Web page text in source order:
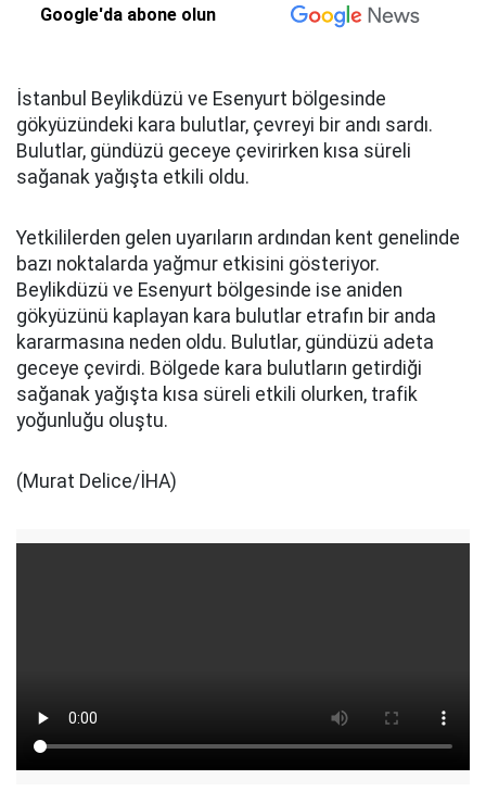
Google'da abone olun
İstanbul Beylikdüzü ve Esenyurt bölgesinde
gökyüzündeki kara bulutlar, çevreyi bir andı sardı.
Bulutlar, gündüzü geceye çevirirken kısa süreli
sağanak yağışta etkili oldu.
Yetkililerden gelen uyarıların ardından kent genelinde
bazı noktalarda yağmur etkisini gösteriyor.
Beylikdüzü ve Esenyurt bölgesinde ise aniden
gökyüzünü kaplayan kara bulutlar etrafın bir anda
kararmasına neden oldu. Bulutlar, gündüzü adeta
geceye çevirdi. Bölgede kara bulutların getirdiği
sağanak yağışta kısa süreli etkili olurken, trafik
yoğunluğu oluştu.
(Murat Delice/İHA)